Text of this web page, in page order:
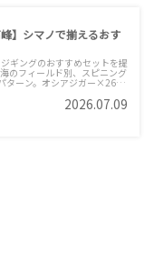
】シマノで揃えるおす
ギングのおすすめセットを提
のフィールド別、スピニング
ターン。オシアジガー×26ス
2026.07.09